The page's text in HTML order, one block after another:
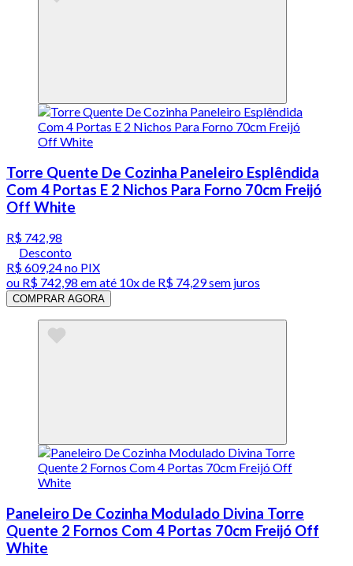
Torre Quente De Cozinha Paneleiro Esplêndida
Com 4 Portas E 2 Nichos Para Forno 70cm Freijó
Off White
R$ 742,98
Desconto
R$ 609,24no PIX
ou R$ 742,98 em até 10x de R$ 74,29 sem juros
COMPRAR AGORA
Paneleiro De Cozinha Modulado Divina Torre
Quente 2 Fornos Com 4 Portas 70cm Freijó Off
White